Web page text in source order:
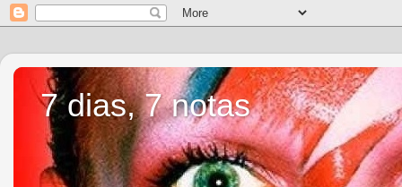
7 dias, 7 notas